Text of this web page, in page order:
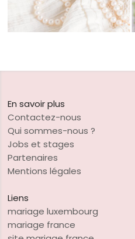
En savoir plus
Contactez-nous
Qui sommes-nous ?
Jobs et stages
Partenaires
Mentions légales
Liens
mariage luxembourg
mariage france